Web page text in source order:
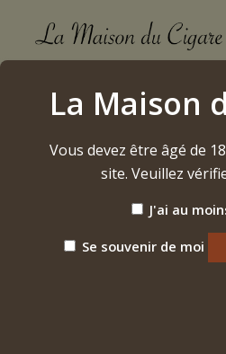
Hoyo de Monterrey du
Accueil / Etiquette: Hoyo de
Par défaut
15 Produits par page
La Maison
Vous devez être âgé de
site. Veuillez
J'ai au
Se souvenir de moi